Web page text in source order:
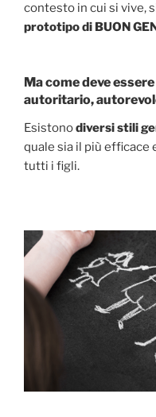
contesto in cui si vive,
prototipo di BUON
Ma come deve
autoritario,
Esistonodiversi stili
quale sia il più efficace
tutti i figli.